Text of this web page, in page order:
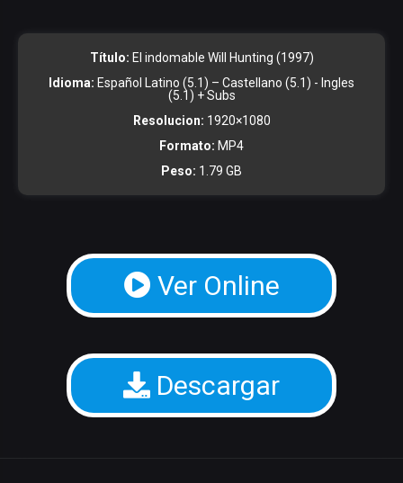
Título: El indomable Will Hunting (1997)
Idioma: Español Latino (5.1) – Castellano (5.1) - Ingles
(5.1) + Subs
Resolucion: 1920×1080
Formato: MP4
Peso: 1.79 GB
Ver Online
Descargar